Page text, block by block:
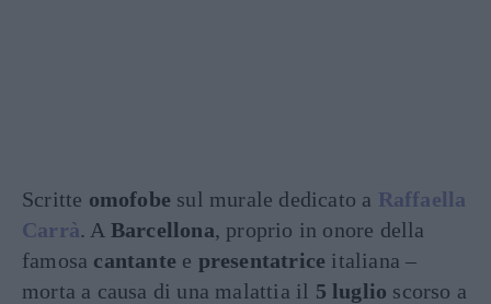
Scritte omofobe sul murale dedicato a Raffaella
Carrà. A Barcellona, proprio in onore della
famosa cantante e presentatrice italiana –
morta a causa di una malattia il 5 luglio scorso a